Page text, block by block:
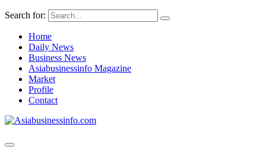
Search for:
Home
Daily News
Business News
Asiabusinessinfo Magazine
Market
Profile
Contact